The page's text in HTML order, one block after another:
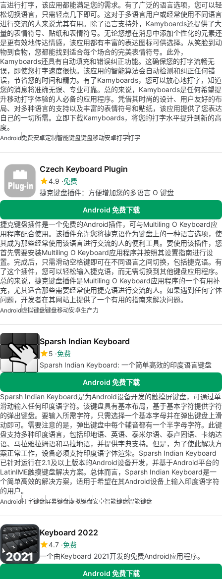
言进行打字，该应用都能满足您的需求。有了广泛的语言选项，您可以轻
松切换语言，只需轻点几下即可。这对于多语言用户或经常使用不同语言
进行交流的人来说尤其有用。除了语言支持外，Kamyboards还提供了大
量的表情符号、贴纸和表情符号。无论您想在消息中添加个性化的元素还
是更有效地传达情感，该应用都有丰富的表达图标可供选择。从笑脸到动
物到食物，您都能找到适合每个场合的完美表情符号。此外，
Kamyboards还具有自动填充和错误纠正功能。这确保您的打字流畅无
误，即使您打字速度很快。该应用的智能算法会自动检测和纠正任何错
误，节省您的时间和精力。有了Kamyboards，您可以放心地打字，知道
您的消息将准确无误、专业可靠。总的来说，Kamyboards是任何希望提
升移动打字体验的人必备的应用程序。凭借其时尚的设计、用户友好的布
局、对多种语言的支持以及丰富的表情符号和贴纸，该应用提供了您表达
自己的一切所需。立即下载Kamyboards，将您的打字水平提升到新的高
度。
Android免费安卓定制 智能键盘键盘移动安卓打字打字
Czech Keyboard Plugin
4.9 免费
捷克键盘插件：方便增加您的多语言 O 键盘
Android 免费下载
捷克键盘插件是一个免费的Android插件，可与Multiling O Keyboard应
用程序配合使用。该插件允许您将捷克语作为键盘上的一种语言选项，使
其成为那些经常使用该语言进行交流的人的便利工具。要使用该插件，您
首先需要安装Multiling O Keyboard应用程序并按照其设置指南进行设
置。完成后，只需滑动空格键即可在不同语言之间切换，包括捷克语。有
了这个插件，您可以轻松输入捷克语，而无需切换到其他键盘应用程序。
总的来说，捷克键盘插件是Multiling O Keyboard应用程序的一个有用补
充，尤其适合那些需要经常使用捷克语进行交流的人。如果遇到任何字体
问题，开发者在其网站上提供了一个有用的指南来解决问题。
Android虚拟键盘键盘移动安卓生产力
Sparsh Indian Keyboard
5 免费
Sparsh Indian Keyboard: 一个简单高效的印度语言键盘
Android 免费下载
Sparsh Indian Keyboard是为Android设备开发的触摸屏键盘，可通过单
滑动输入任何印度语字符。该键盘具有基本布局，基于基本字符提供字符
的弹出键盘。要输入所需字符，只需选择一个基本字母并在弹出键盘上滑
动即可。需要注意的是，弹出键盘中每个辅音都有一个半字母字符。此键
盘支持多种印度语言，包括印地语、英语、泰米尔语、泰卢固语、卡纳达
语、马拉雅拉姆语和马拉地语，并提供字典支持。但是，为了使此解决方
案正常工作，设备必须支持印度语字体渲染。Sparsh Indian Keyboard
已针对运行在2.1及以上版本的Android设备开发，并基于Android平台的
LatinIME触摸键盘解决方案。总体而言，Sparsh Indian Keyboard是一
个简单高效的解决方案，适用于希望在其Android设备上输入印度语字符
的用户。
Android打字键盘屏幕键盘虚拟键盘安卓智能键盘智能键盘
Keyboard 2022
4.7 免费
一个由Keyboard 2021开发的免费Android应用程序。
Android 免费下载